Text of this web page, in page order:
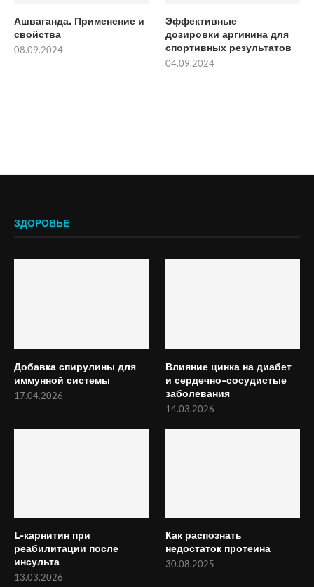
Ашваганда. Применение и
свойства
08.09.2024
Эффективные
дозировки аргинина для
спортивных результатов
04.09.2024
ЗДОРОВЬЕ
Добавка спирулины для
иммунной системы
17.04.2026
Влияние цинка на диабет
и сердечно-сосудистые
заболевания
14.03.2026
L-карнитин при
реабилитации после
инсульта
13.03.2026
Как распознать
недостаток протеина
30.08.2025